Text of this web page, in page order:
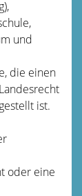
und
die einen
ist.
oder eine